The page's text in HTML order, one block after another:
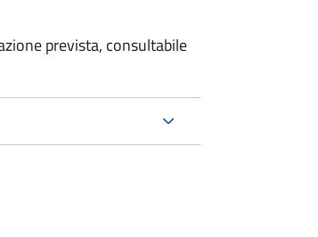
prevista, consultabile